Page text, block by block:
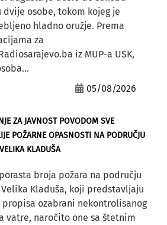
dvije osobe, tokom kojeg je
hladno oružje. Prema
za
iz MUP-a USK,
05/08/2026
ZA JAVNOST POVODOM SVE
POŽARNE OPASNOSTI NA PODRUČJU
KLADUŠA
broja požara na području
Kladuša, koji predstavljaju
propisa ozabrani nekontrolisanog
vatre, naročito one sa štetnim